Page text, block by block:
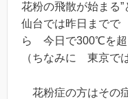
花粉の飛散が始まる”
仙台では昨日まで
ら 今日で300℃を超
（ちなみに 東京で
花粉症の方はその